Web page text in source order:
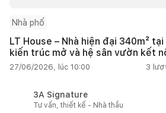
Nhà phố
LT House – Nhà hiện đại 340m²
kiến trúc mở và hệ sân vườn kết
27/06/2026, lúc 10:00 3
3A Signature
Tư vấn, thiết kế - Nhà thầu